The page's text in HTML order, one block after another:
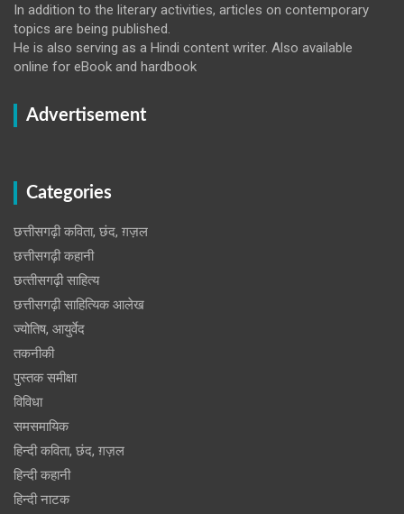
In addition to the literary activities, articles on contemporary
topics are being published.
He is also serving as a Hindi content writer. Also available
online for eBook and hardbook
Advertisement
Categories
छत्तीसगढ़ी कविता, छंद, ग़ज़ल
छत्तीसगढ़ी कहानी
छत्‍तीसगढ़ी साहित्‍य
छत्तीसगढ़ी साहित्यिक आलेख
ज्योतिष, आयुर्वेद
तकनीकी
पुस्‍तक समीक्षा
विविधा
समसमायिक
हिन्दी कविता, छंद, ग़ज़ल
हिन्दी कहानी
हिन्‍दी नाटक